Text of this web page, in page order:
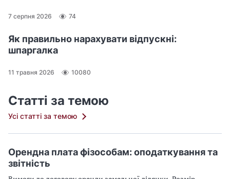
7 серпня 2026 74
Як правильно нарахувати відпускні:
шпаргалка
11 травня 2026 10080
Статті за темою
Усі статті за темою
Орендна плата фізособам: оподаткування та
звітність